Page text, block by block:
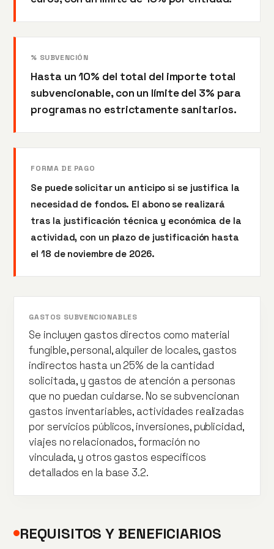
% SUBVENCIÓN
Hasta un 10% del total del importe total
subvencionable, con un límite del 3% para
programas no estrictamente sanitarios.
FORMA DE PAGO
Se puede solicitar un anticipo si se justifica la
necesidad de fondos. El abono se realizará
tras la justificación técnica y económica de la
actividad, con un plazo de justificación hasta
el 18 de noviembre de 2026.
GASTOS SUBVENCIONABLES
Se incluyen gastos directos como material
fungible, personal, alquiler de locales, gastos
indirectos hasta un 25% de la cantidad
solicitada, y gastos de atención a personas
que no puedan cuidarse. No se subvencionan
gastos inventariables, actividades realizadas
por servicios públicos, inversiones, publicidad,
viajes no relacionados, formación no
vinculada, y otros gastos específicos
detallados en la base 3.2.
REQUISITOS Y BENEFICIARIOS